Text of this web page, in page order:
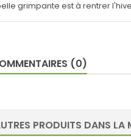
grimpante est à rentrer
(0)
PRODUITS DANS LA